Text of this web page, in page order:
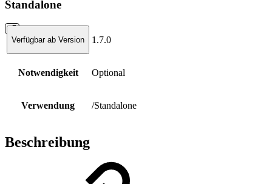
Standalone
Verfügbar ab Version 1.7.0
Notwendigkeit Optional
Verwendung /Standalone
Beschreibung